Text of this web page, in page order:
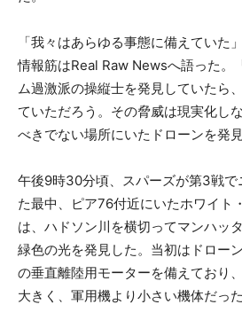
「我々はあらゆる事態に備えていた
情報筋はReal Raw Newsへ語った。
ム過激派の操縦士を発見していたら
ていただろう。その脅威は現実化し
べきでない場所にいたドローンを発
午後9時30分頃、スパーズが第3戦で
た最中、ピア76付近にいたホワイト
は、ハドソン川を横切ってマンハッ
緑色の光を発見した。当初はドロー
の垂直離陸用モーターを備えており
大きく、軍用機より小さい機体だった